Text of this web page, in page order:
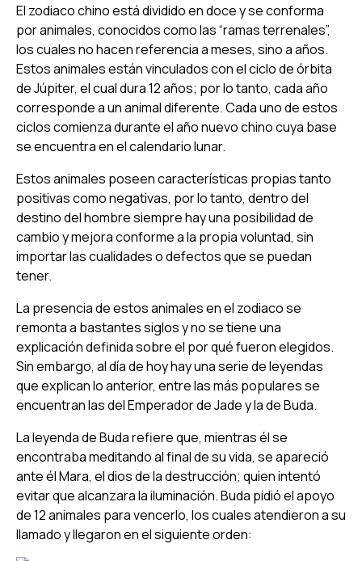
El zodiaco chino está dividido en doce y se conforma
por animales, conocidos como las “ramas terrenales”,
los cuales no hacen referencia a meses, sino a años.
Estos animales están vinculados con el ciclo de órbita
de Júpiter, el cual dura 12 años; por lo tanto, cada año
corresponde a un animal diferente. Cada uno de estos
ciclos comienza durante el año nuevo chino cuya base
se encuentra en el calendario lunar.
Estos animales poseen características propias tanto
positivas como negativas, por lo tanto, dentro del
destino del hombre siempre hay una posibilidad de
cambio y mejora conforme a la propia voluntad, sin
importar las cualidades o defectos que se puedan
tener.
La presencia de estos animales en el zodiaco se
remonta a bastantes siglos y no se tiene una
explicación definida sobre el por qué fueron elegidos.
Sin embargo, al día de hoy hay una serie de leyendas
que explican lo anterior, entre las más populares se
encuentran las del Emperador de Jade y la de Buda.
La leyenda de Buda refiere que, mientras él se
encontraba meditando al final de su vida, se apareció
ante él Mara, el dios de la destrucción; quien intentó
evitar que alcanzara la iluminación. Buda pidió el apoyo
de 12 animales para vencerlo, los cuales atendieron a su
llamado y llegaron en el siguiente orden: